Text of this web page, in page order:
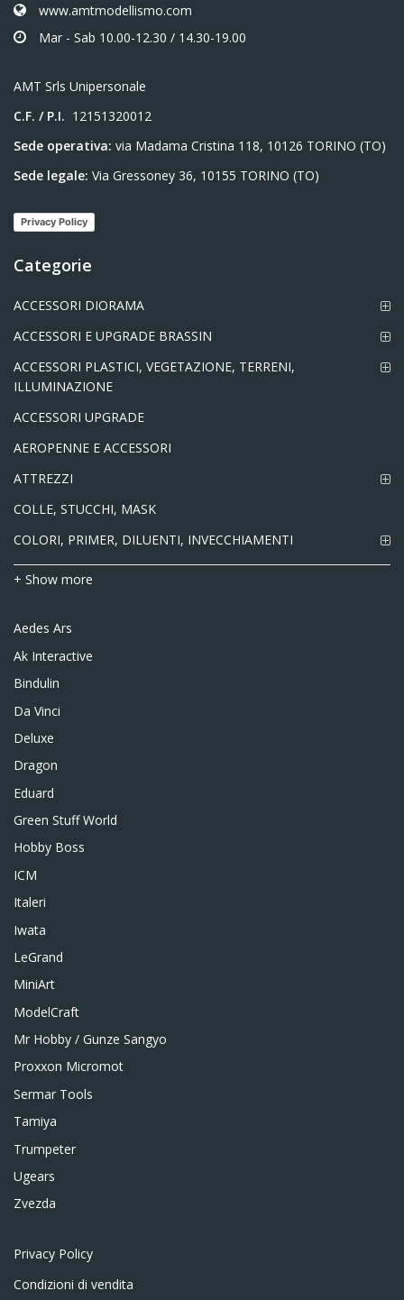
www.amtmodellismo.com
Mar - Sab 10.00-12.30 / 14.30-19.00
AMT Srls Unipersonale
C.F. / P.I. 12151320012
Sede operativa: via Madama Cristina 118, 10126 TORINO (TO)
Sede legale: Via Gressoney 36, 10155 TORINO (TO)
Privacy Policy
Categorie
ACCESSORI DIORAMA
ACCESSORI E UPGRADE BRASSIN
ACCESSORI PLASTICI, VEGETAZIONE, TERRENI,
ILLUMINAZIONE
ACCESSORI UPGRADE
AEROPENNE E ACCESSORI
ATTREZZI
COLLE, STUCCHI, MASK
COLORI, PRIMER, DILUENTI, INVECCHIAMENTI
+ Show more
Aedes Ars
Ak Interactive
Bindulin
Da Vinci
Deluxe
Dragon
Eduard
Green Stuff World
Hobby Boss
ICM
Italeri
Iwata
LeGrand
MiniArt
ModelCraft
Mr Hobby / Gunze Sangyo
Proxxon Micromot
Sermar Tools
Tamiya
Trumpeter
Ugears
Zvezda
Privacy Policy
Condizioni di vendita